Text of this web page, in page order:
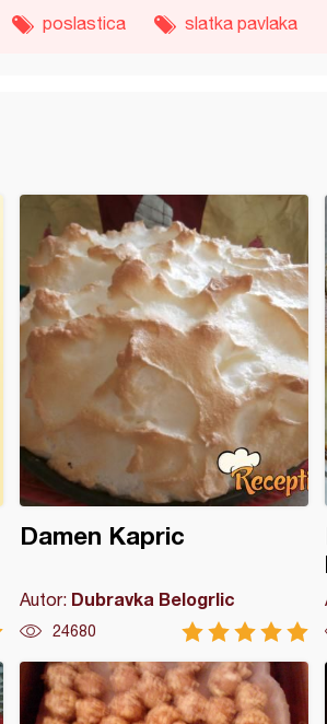
poslastica slatka pavlaka
Damen Kapric
Autor: Dubravka Belogrlic
24680